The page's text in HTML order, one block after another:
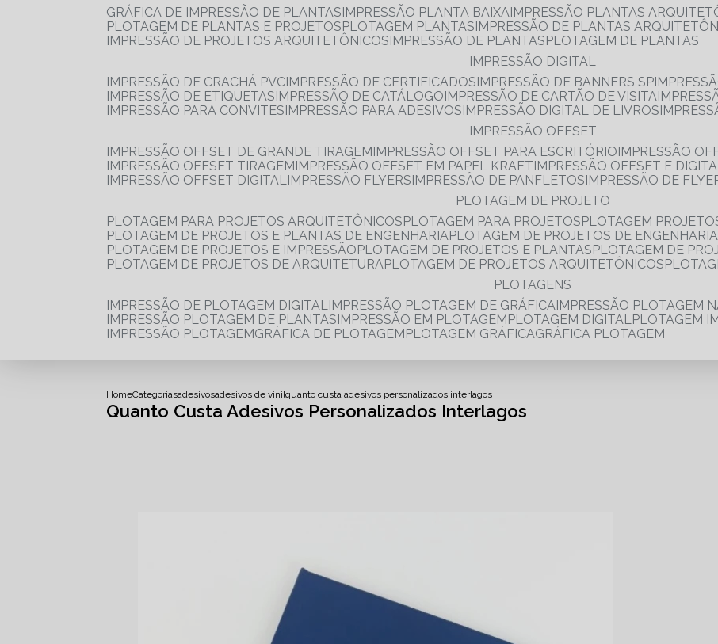
GRÁFICA DE IMPRESSÃO DE PLANTAS IMPRESSÃO PLANTA BAIXA IMPRESSÃO PLANTAS
PLOTAGEM DE PLANTAS E PROJETOS
PLOTAGEM PLANTAS IMPRESSÃO DE PLANTAS
IMPRESSÃO DE PROJETOS ARQUITETÔNICOS IMPRESSÃO DE PLANTAS
PLOTAGEM DE PLANTAS
IMPRESSÃO DIGITAL
IMPRESSÃO DE CRACHÁ PVC IMPRESSÃO DE CERTIFICADOS IMPRESSÃO DE BANNERS SP
IMPRESSÃO DE ETIQUETAS IMPRESSÃO DE CATÁLOGO IMPRESSÃO DE CARTÃO DE VISITA
IMPRESSÃO PARA CONVITES IMPRESSÃO PARA ADESIVOS IMPRESSÃO DIGITAL DE LIVROS
IMPRESSÃO OFFSET
IMPRESSÃO OFFSET DE GRANDE TIRAGEM IMPRESSÃO OFFSET PARA ESCRITÓRIO IMPRESSÃO
IMPRESSÃO OFFSET TIRAGEM IMPRESSÃO OFFSET EM PAPEL KRAFT IMPRESSÃO OFFSET E
IMPRESSÃO OFFSET DIGITAL IMPRESSÃO FLYERS IMPRESSÃO DE PANFLETOS IMPRESSÃO DE
PLOTAGEM DE PROJETO
PLOTAGEM PARA PROJETOS ARQUITETÔNICOS
PLOTAGEM PARA PROJETOS
PLOTAGEM
PLOTAGEM DE PROJETOS E PLANTAS DE ENGENHARIA
PLOTAGEM DE PROJETOS DE ENGENHARIA
PLOTAGEM DE PROJETOS E IMPRESSÃO
PLOTAGEM DE PROJETOS E PLANTAS
PLOTAGEM DE
PLOTAGEM DE PROJETOS DE ARQUITETURA
PLOTAGEM DE PROJETOS ARQUITETÔNICOS
PLOTAGENS
IMPRESSÃO DE PLOTAGEM DIGITAL IMPRESSÃO PLOTAGEM DE GRÁFICA IMPRESSÃO PLOTAGEM
IMPRESSÃO PLOTAGEM DE PLANTAS IMPRESSÃO EM PLOTAGEM PLOTAGEM DIGITAL PLOTAGEM
IMPRESSÃO PLOTAGEM
GRÁFICA DE PLOTAGEM PLOTAGEM GRÁFICA GRÁFICA PLOTAGEM
HomeCategoriasadesivosadesivos de vinilquanto custa adesivos personalizados interlagos
Quanto Custa Adesivos Personalizados Interlagos